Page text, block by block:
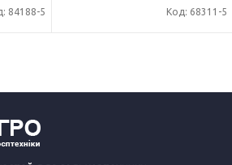
84188-5 Код: 68311-5